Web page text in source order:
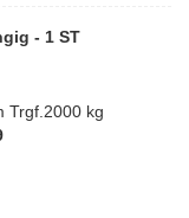
- 1 ST
Trgf.2000 kg